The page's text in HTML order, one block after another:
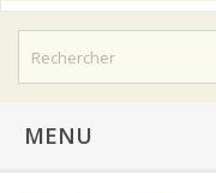
MENU